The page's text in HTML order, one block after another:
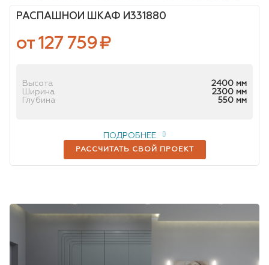
РАСПАШНОЙ ШКАФ И331880
от 127 759₽
Высота
2400 мм
Ширина
2300 мм
Глубина
550 мм
РАССЧИТАТЬ СВОЙ ПРОЕКТ
ПОДРОБНЕЕ